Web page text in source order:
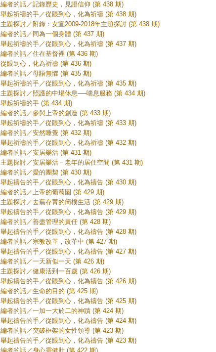
編者的話／記錄歷史，見證信仰 (第 438 期)
舉起祈禱的手／從眼到心，化為祈禱 (第 438 期)
主題探討／附錄：女宣2009-2018年主題探討 (第 438 期)
編者的話／同為一個身體 (第 437 期)
舉起祈禱的手／從眼到心，化為祈禱 (第 437 期)
編者的話／住在基督裡 (第 436 期)
從眼到心，化為祈禱 (第 436 期)
編者的話／母語無懼 (第 435 期)
舉起祈禱的手／從眼到心，化為祈禱 (第 435 期)
主題探討／照護的中場休息──喘息服務 (第 434 期)
舉起祈禱的手 (第 434 期)
編者的話／參與上帝的創造 (第 433 期)
舉起祈禱的手／從眼到心，化為祈禱 (第 433 期)
編者的話／安然睡覺 (第 432 期)
舉起祈禱的手／從眼到心，化為祈禱 (第 432 期)
編者的話／安居樂活 (第 431 期)
主題探討／安居樂活－老年的居住空間 (第 431 期)
編者的話／愛的團契 (第 430 期)
舉起禱告的手／從眼到心，化為禱告 (第 430 期)
編者的話／上帝的葡萄園 (第 429 期)
主題探討／去蕪存菁的簡樸生活 (第 429 期)
舉起禱告的手／從眼到心，化為禱告 (第 429 期)
編者的話／善盡管理的責任 (第 428 期)
舉起禱告的手／從眼到心，化為禱告 (第 428 期)
編者的話／宗教改革，改革中 (第 427 期)
舉起禱告的手／從眼到心，化為禱告 (第 427 期)
編者的話／一天新似一天 (第 426 期)
主題探討／健康活到一百歲 (第 426 期)
舉起禱告的手／從眼到心，化為禱告 (第 426 期)
編者的話／生命的目的 (第 425 期)
舉起禱告的手／從眼到心，化為禱告 (第 425 期)
編者的話／一加一大於二的神蹟 (第 424 期)
舉起禱告的手／從眼到心，化為禱告 (第 424 期)
編者的話／突破框架的女性領導 (第 423 期)
舉起禱告的手／從眼到心，化為禱告 (第 423 期)
編者的話／身心靈健壯 (第 422 期)